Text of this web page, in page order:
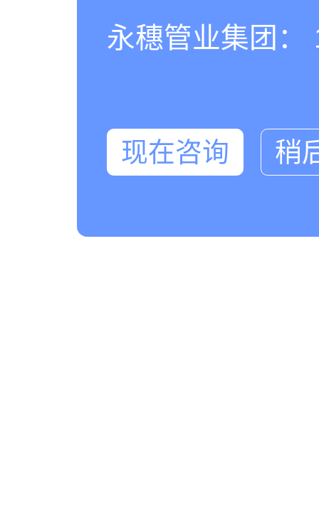
永穗管业集团：
现在咨询 稍